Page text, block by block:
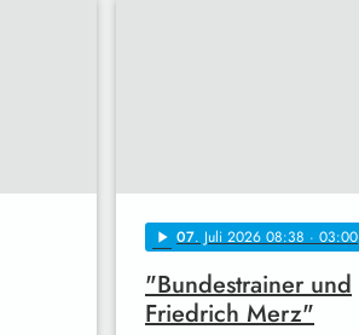
play_arrow 07. Juli 2026 08:38 · 03:00
"Bundestrainer und
Friedrich Merz"